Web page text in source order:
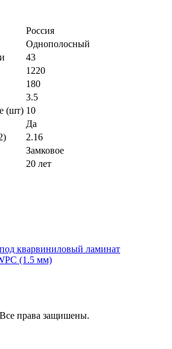
Россия
Однополосный
43
1220
180
3.5
(шт) 10
Да
2.16
Замковое
20 лет
кварвиниловый ламинат
(1.5 мм)
права защишены.